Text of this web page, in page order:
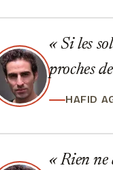
Si les
proches
HAFID
Rien ne